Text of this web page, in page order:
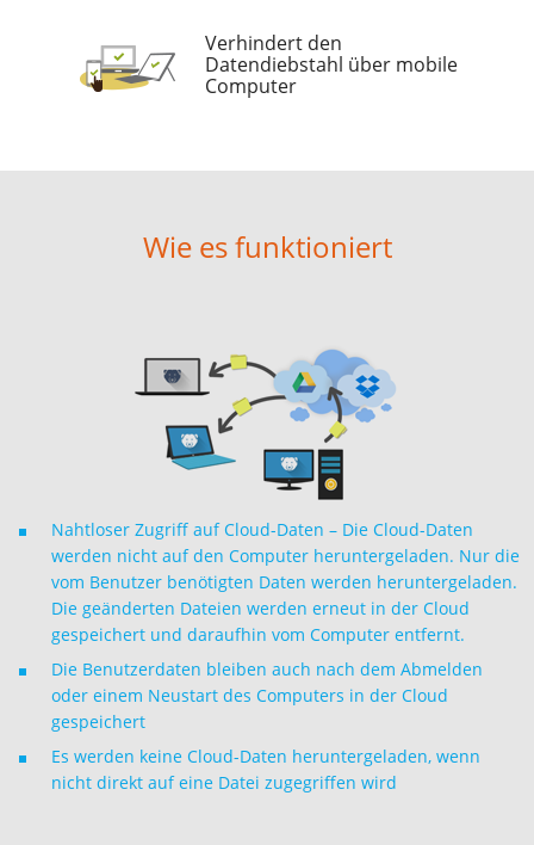
Verhindert den
Datendiebstahl über mobile
Computer
Wie es funktioniert
Nahtloser Zugriff auf Cloud-Daten – Die Cloud-Daten
werden nicht auf den Computer heruntergeladen. Nur die
vom Benutzer benötigten Daten werden heruntergeladen.
Die geänderten Dateien werden erneut in der Cloud
gespeichert und daraufhin vom Computer entfernt.
Die Benutzerdaten bleiben auch nach dem Abmelden
oder einem Neustart des Computers in der Cloud
gespeichert
Es werden keine Cloud-Daten heruntergeladen, wenn
nicht direkt auf eine Datei zugegriffen wird